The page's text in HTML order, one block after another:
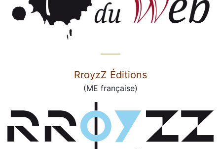
RroyzZ Éditions
(ME française)